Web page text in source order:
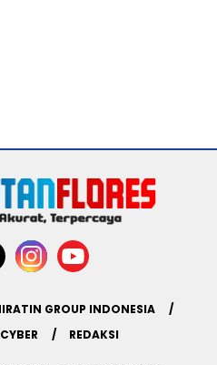
GROUP INDONESIA
REDAKSI